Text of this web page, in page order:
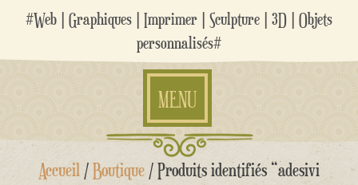
#Web | Graphiques | Imprimer | Sculpture | 3D | Objets
personnalisés#
MENU
Aller
Accueil /Boutique / Produits identifiés “adesivi